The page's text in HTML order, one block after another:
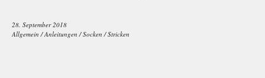
28. September 2018
Allgemein /Anleitungen /Socken /Stricken